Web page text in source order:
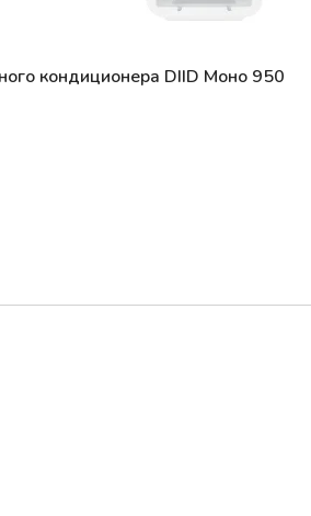
кондиционера DIID Моно 950